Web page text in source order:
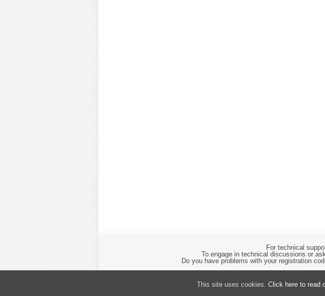
For technical
To engage in technical discussions or
Do you have problems with your registration
Copyright © 2015-2026 by
By using this website, you are
This site uses cookies. Click here to read